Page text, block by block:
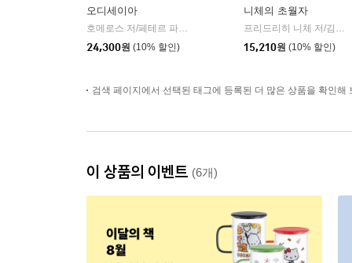
오디세이아
호메로스 저/페테르 파울 루벤스 그림/박문재 역 |
현대지성
24,300원 (10% 할인)
니체의 초월자
프리드리히 니체 저/김철 편역
15,210원 (10% 할인)
검색 페이지에서 선택된 태그에 등록된 더 많은 상품을 확인해
이 상품의 이벤트 (6개)